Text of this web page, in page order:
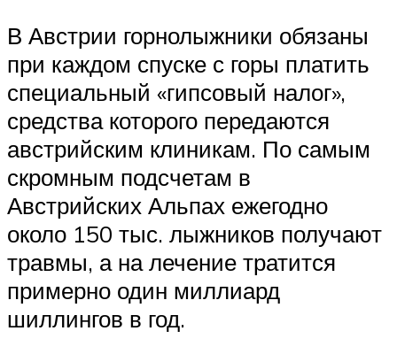
В Австрии горнолыжники обязаны
при каждом спуске с горы платить
специальный «гипсовый налог»,
средства которого передаются
австрийским клиникам. По самым
скромным подсчетам в
Австрийских Альпах ежегодно
около 150 тыс. лыжников получают
травмы, а на лечение тратится
примерно один миллиард
шиллингов в год.